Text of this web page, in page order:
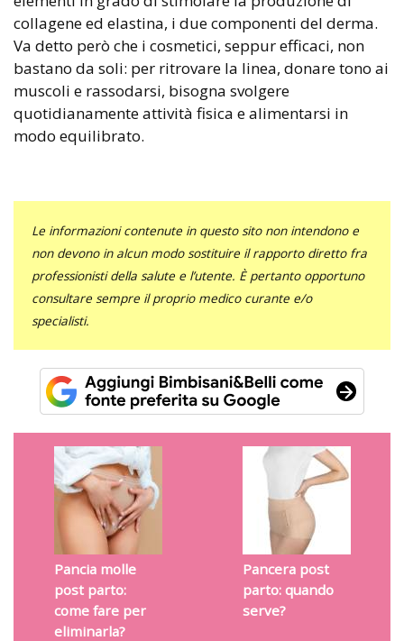
collagene ed elastina, i due componenti del derma.
Va detto però che i cosmetici, seppur efficaci, non
bastano da soli: per ritrovare la linea, donare tono ai
muscoli e rassodarsi, bisogna svolgere
quotidianamente attività fisica e alimentarsi in
modo equilibrato.
Le informazioni contenute in questo sito non intendono e
non devono in alcun modo sostituire il rapporto diretto fra
professionisti della salute e l’utente. È pertanto opportuno
consultare sempre il proprio medico curante e/o
specialisti.
Pancia molle
post parto:
come fare per
eliminarla?
Pancera post
parto: quando
serve?